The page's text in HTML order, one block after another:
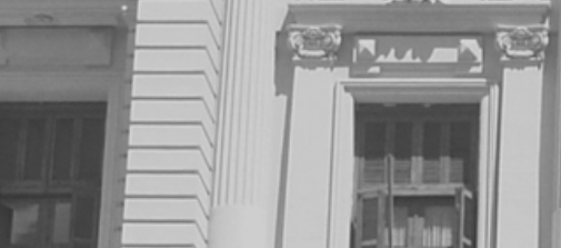
Informática
Matemática